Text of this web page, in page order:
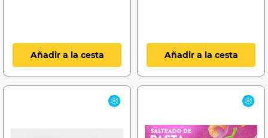
Añadir a la cesta Añadir a la cesta